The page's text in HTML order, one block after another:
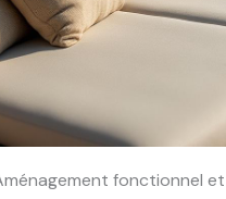
fonctionnel